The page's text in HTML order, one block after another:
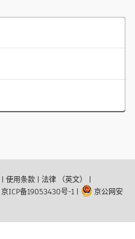
| 使用条款 | 法律 （英文）
|
京ICP备19053430号-1 |
京公网安